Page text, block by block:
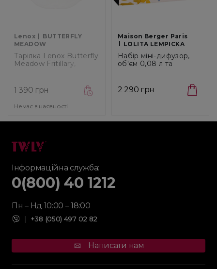
Lenox
BUTTERFLY
MEADOW
Тарілка Lenox Butterfly
Meadow Fritillary,
1 390 грн
Немає в наявності
Maison Berger Paris
LOLITA LEMPICKA
Набір міні-дифузор,
об'єм 0,08 л та
Lempicka Clear (6388)
2 290 грн
Інформаційна служба:
0(800) 40 1212
Пн – Нд 10:00 – 18:00
| +38 (050) 497 02 82
Написати нам